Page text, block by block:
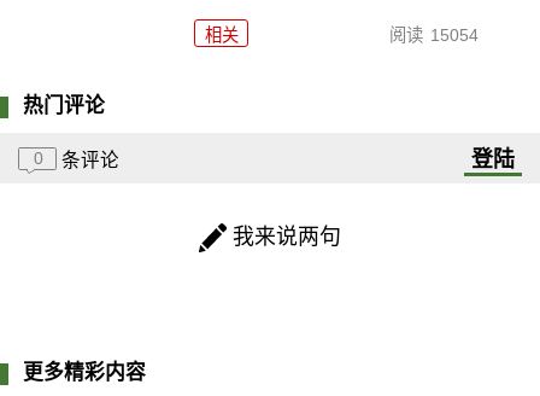
相关 阅读 15054
热门评论
0 条评论 登陆
我来说两句
更多精彩内容